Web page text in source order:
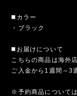
◼️カラー
・ブラック
◼️お届けについて
こちらの商品は海外
ご入金から1週間～3
※予約商品について